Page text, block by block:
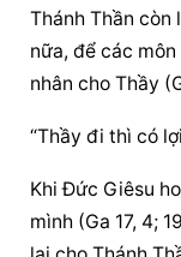
Thánh Thần còn
nữa, để các
nhân cho Thầy
“Thầy đi thì có
Khi Đức Giêsu
mình (Ga 17, 4;